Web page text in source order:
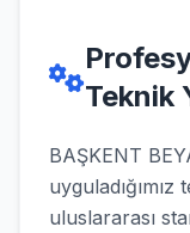
Teknik
BAŞKENT
uluslararası